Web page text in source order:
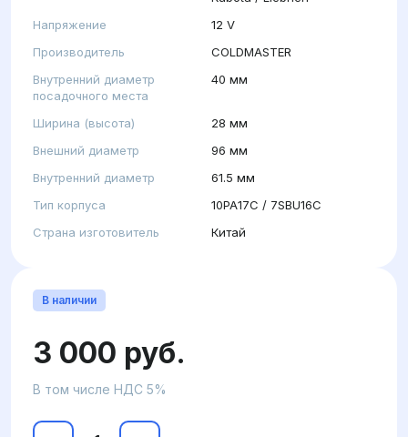
Напряжение
12 V
Производитель
COLDMASTER
Внутренний диаметр
посадочного места
40 мм
Ширина (высота)
28 мм
Внешний диаметр
96 мм
Внутренний диаметр
61.5 мм
Тип корпуса
10PA17C / 7SBU16C
Страна изготовитель
Китай
В наличии
3 000 руб.
В том числе НДС 5%